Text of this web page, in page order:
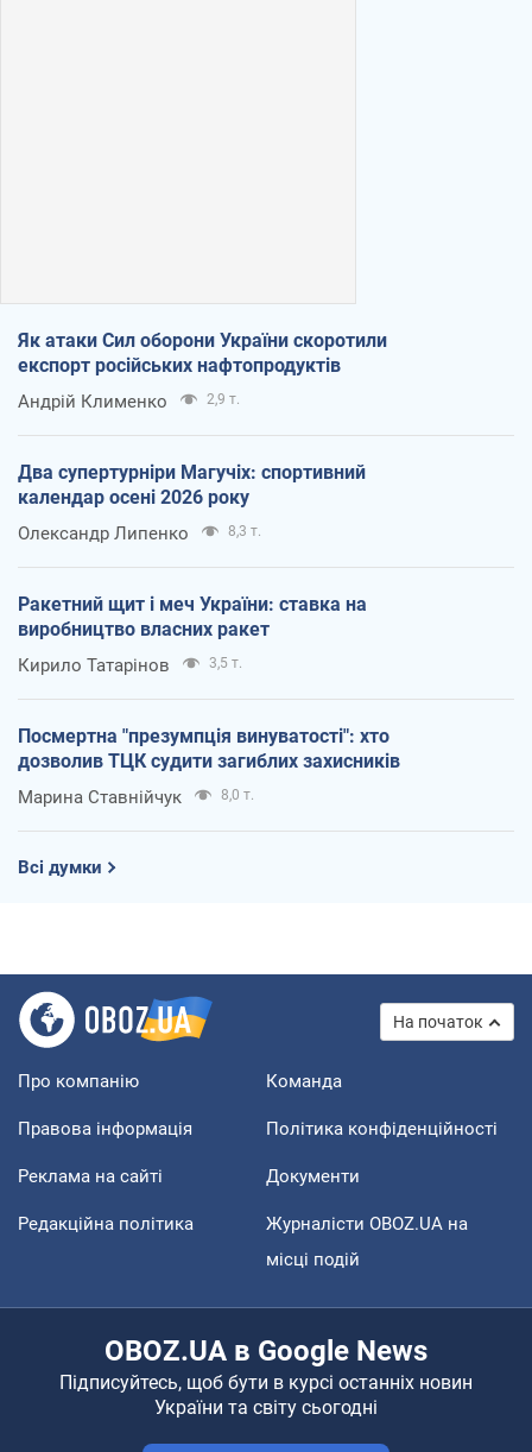
Як атаки Сил оборони України скоротили
експорт російських нафтопродуктів
Андрій Клименко 2,9 т.
Два супертурніри Магучіх: спортивний
календар осені 2026 року
Олександр Липенко 8,3 т.
Ракетний щит і меч України: ставка на
виробництво власних ракет
Кирило Татарінов 3,5 т.
Посмертна "презумпція винуватості": хто
дозволив ТЦК судити загиблих захисників
Марина Ставнійчук 8,0 т.
Всі думки
На початок
Про компанію Команда
Правова інформація Політика конфіденційності
Реклама на сайті Документи
Редакційна політика
Журналісти OBOZ.UA на
місці подій
OBOZ.UA в Google News
Підписуйтесь, щоб бути в курсі останніх новин
України та світу сьогодні